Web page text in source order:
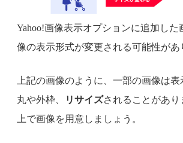
Yahoo!画像表示オプションに追加した
像の表示形式が変更される可能性があ
上記の画像のように、一部の画像は
丸や外枠、
リサイズされることがあり
上で画像を用意しましょう。